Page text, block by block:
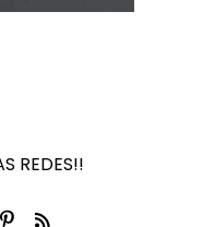
REDES!!